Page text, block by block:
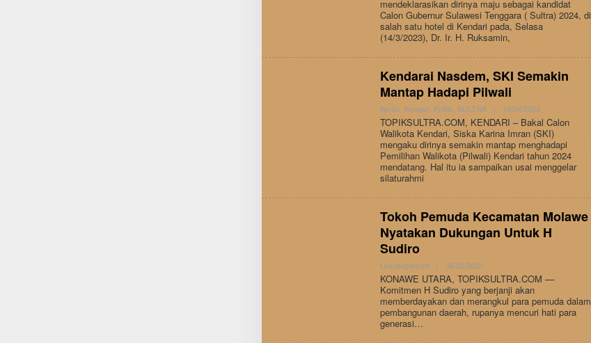
mendeklarasikan dirinya maju sebagai kandidat
Calon Gubernur Sulawesi Tenggara ( Sultra) 2024, di
salah satu hotel di Kendari pada, Selasa
(14/3/2023), Dr. Ir. H. Ruksamin,
Kendarai Nasdem, SKI Semakin
Mantap Hadapi Pilwali
Berita Kendari, Politik SULTRA | 14/04/2023By
Andi
Hatta
TOPIKSULTRA.COM, KENDARI – Bakal Calon
Walikota Kendari, Siska Karina Imran (SKI)
mengaku dirinya semakin mantap menghadapi
Pemilihan Walikota (Pilwali) Kendari tahun 2024
mendatang. Hal itu ia sampaikan usai menggelar
silaturahmi
Tokoh Pemuda Kecamatan Molawe
Nyatakan Dukungan Untuk H
Sudiro
Uncategorized | 08/03/2020By
Admin
KONAWE UTARA, TOPIKSULTRA.COM —
Komitmen H Sudiro yang berjanji akan
memberdayakan dan merangkul para pemuda dalam
pembangunan daerah, rupanya mencuri hati para
generasi…